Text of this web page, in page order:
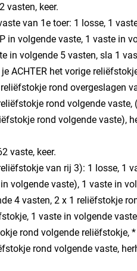
vasten, keer.
van 1e toer: 1 losse, 1
in volgende vaste, 1 vaste in
in volgende 5 vasten, sla 1
ACHTER het vorige
rond overgeslagen
rond volgende vaste,
rond volgende vaste),
vaste, keer.
van rij 3): 1 losse, 1
volgende vaste), 1 vaste in
4 vasten, 2 x 1 reliëfstokje
1 vaste in volgende
rond volgende reliëfstokje,
rond volgende vaste,